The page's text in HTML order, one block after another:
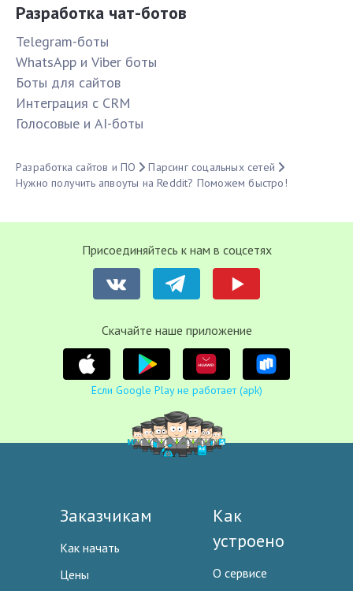
Разработка чат-ботов
Telegram-боты
WhatsApp и Viber боты
Боты для сайтов
Интеграция с CRM
Голосовые и AI-боты
Разработка сайтов и ПО
Парсинг соцальных сетей
Нужно получить апвоуты на Reddit? Поможем быстро!
Присоединяйтесь к нам в соцсетях
Cкачайте наше приложение
Если Google Play не работает (apk)
Заказчикам
Как начать
Цены
Как
устроено
О сервисе